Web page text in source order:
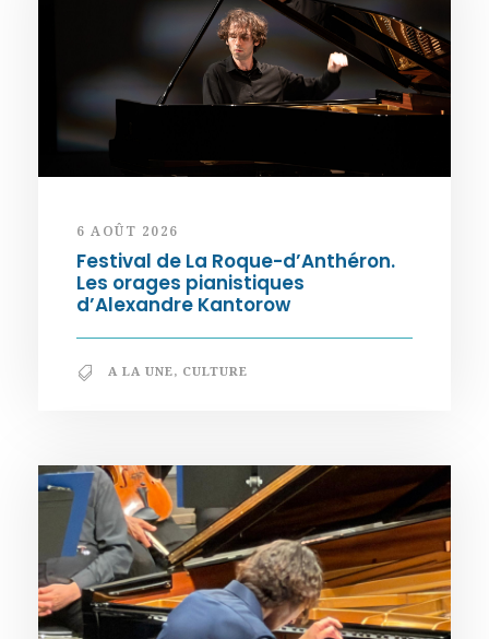
6 AOÛT 2026
Festival de La Roque-d’Anthéron.
Les orages pianistiques
d’Alexandre Kantorow
A LA UNE, CULTURE